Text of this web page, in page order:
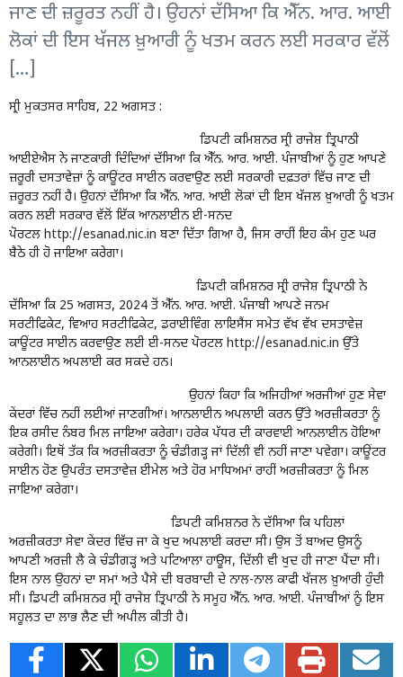
ਜਾਣ ਦੀ ਜ਼ਰੂਰਤ ਨਹੀਂ ਹੈ। ਉਹਨਾਂ ਦੱਸਿਆ ਕਿ ਐੱਨ. ਆਰ. ਆਈ
ਲੋਕਾਂ ਦੀ ਇਸ ਖੱਜਲ ਖ਼ੁਆਰੀ ਨੂੰ ਖਤਮ ਕਰਨ ਲਈ ਸਰਕਾਰ ਵੱਲੋਂ
[…]
ਸ੍ਰੀ ਮੁਕਤਸਰ ਸਾਹਿਬ, 22 ਅਗਸਤ :
ਡਿਪਟੀ ਕਮਿਸ਼ਨਰ ਸ੍ਰੀ ਰਾਜੇਸ਼ ਤ੍ਰਿਪਾਠੀ
ਆਈਏਐਸ ਨੇ ਜਾਣਕਾਰੀ ਦਿੰਦਿਆਂ ਦੱਸਿਆ ਕਿ ਐੱਨ. ਆਰ. ਆਈ. ਪੰਜਾਬੀਆਂ ਨੂੰ ਹੁਣ ਆਪਣੇ
ਜ਼ਰੂਰੀ ਦਸਤਾਵੇਜ਼ਾਂ ਨੂੰ ਕਾਊਂਟਰ ਸਾਈਨ ਕਰਵਾਉਣ ਲਈ ਸਰਕਾਰੀ ਦਫ਼ਤਰਾਂ ਵਿੱਚ ਜਾਣ ਦੀ
ਜ਼ਰੂਰਤ ਨਹੀਂ ਹੈ। ਉਹਨਾਂ ਦੱਸਿਆ ਕਿ ਐੱਨ. ਆਰ. ਆਈ ਲੋਕਾਂ ਦੀ ਇਸ ਖੱਜਲ ਖ਼ੁਆਰੀ ਨੂੰ ਖਤਮ
ਕਰਨ ਲਈ ਸਰਕਾਰ ਵੱਲੋਂ ਇੱਕ ਆਨਲਾਈਨ ਈ-ਸਨਦ
ਪੋਰਟਲ http://esanad.nic.in ਬਣਾ ਦਿੱਤਾ ਗਿਆ ਹੈ, ਜਿਸ ਰਾਹੀਂ ਇਹ ਕੰਮ ਹੁਣ ਘਰ
ਬੈਠੇ ਹੀ ਹੋ ਜਾਇਆ ਕਰੇਗਾ।
ਡਿਪਟੀ ਕਮਿਸ਼ਨਰ ਸ੍ਰੀ ਰਾਜੇਸ਼ ਤ੍ਰਿਪਾਠੀ ਨੇ
ਦੱਸਿਆ ਕਿ 25 ਅਗਸਤ, 2024 ਤੋਂ ਐੱਨ. ਆਰ. ਆਈ. ਪੰਜਾਬੀ ਆਪਣੇ ਜਨਮ
ਸਰਟੀਫਿਕੇਟ, ਵਿਆਹ ਸਰਟੀਫਿਕੇਟ, ਡਰਾਈਵਿੰਗ ਲਾਇਸੈਂਸ ਸਮੇਤ ਵੱਖ ਵੱਖ ਦਸਤਾਵੇਜ਼
ਕਾਊਂਟਰ ਸਾਈਨ ਕਰਵਾਉਣ ਲਈ ਈ-ਸਨਦ ਪੋਰਟਲ http://esanad.nic.in ਉੱਤੇ
ਆਨਲਾਈਨ ਅਪਲਾਈ ਕਰ ਸਕਦੇ ਹਨ।
ਉਹਨਾਂ ਕਿਹਾ ਕਿ ਅਜਿਹੀਆਂ ਅਰਜੀਆਂ ਹੁਣ ਸੇਵਾ
ਕੇਂਦਰਾਂ ਵਿੱਚ ਨਹੀਂ ਲਈਆਂ ਜਾਣਗੀਆਂ। ਆਨਲਾਈਨ ਅਪਲਾਈ ਕਰਨ ਉੱਤੇ ਅਰਜ਼ੀਕਰਤਾ ਨੂੰ
ਇਕ ਰਸੀਦ ਨੰਬਰ ਮਿਲ ਜਾਇਆ ਕਰੇਗਾ। ਹਰੇਕ ਪੱਧਰ ਦੀ ਕਾਰਵਾਈ ਆਨਲਾਈਨ ਹੋਇਆ
ਕਰੇਗੀ। ਇਥੋਂ ਤੱਕ ਕਿ ਅਰਜ਼ੀਕਰਤਾ ਨੂੰ ਚੰਡੀਗੜ੍ਹ ਜਾਂ ਦਿੱਲੀ ਵੀ ਨਹੀਂ ਜਾਣਾ ਪਵੇਗਾ। ਕਾਊਂਟਰ
ਸਾਈਨ ਹੋਣ ਉਪਰੰਤ ਦਸਤਾਵੇਜ਼ ਈਮੇਲ ਅਤੇ ਹੋਰ ਮਾਧਿਅਮਾਂ ਰਾਹੀਂ ਅਰਜ਼ੀਕਰਤਾ ਨੂੰ ਮਿਲ
ਜਾਇਆ ਕਰੇਗਾ।
ਡਿਪਟੀ ਕਮਿਸ਼ਨਰ ਨੇ ਦੱਸਿਆ ਕਿ ਪਹਿਲਾਂ
ਅਰਜ਼ੀਕਰਤਾ ਸੇਵਾ ਕੇਂਦਰ ਵਿੱਚ ਜਾ ਕੇ ਖੁਦ ਅਪਲਾਈ ਕਰਦਾ ਸੀ। ਉਸ ਤੋਂ ਬਾਅਦ ਉਸਨੂੰ
ਆਪਣੀ ਅਰਜ਼ੀ ਲੈ ਕੇ ਚੰਡੀਗੜ੍ਹ ਅਤੇ ਪਟਿਆਲਾ ਹਾਊਸ, ਦਿੱਲੀ ਵੀ ਖੁਦ ਹੀ ਜਾਣਾ ਪੈਂਦਾ ਸੀ।
ਇਸ ਨਾਲ ਉਹਨਾਂ ਦਾ ਸਮਾਂ ਅਤੇ ਪੈਸੇ ਦੀ ਬਰਬਾਦੀ ਦੇ ਨਾਲ-ਨਾਲ ਕਾਫੀ ਖੱਜਲ ਖ਼ੁਆਰੀ ਹੁੰਦੀ
ਸੀ। ਡਿਪਟੀ ਕਮਿਸ਼ਨਰ ਸ੍ਰੀ ਰਾਜੇਸ਼ ਤ੍ਰਿਪਾਠੀ ਨੇ ਸਮੂਹ ਐੱਨ. ਆਰ. ਆਈ. ਪੰਜਾਬੀਆਂ ਨੂੰ ਇਸ
ਸਹੂਲਤ ਦਾ ਲਾਭ ਲੈਣ ਦੀ ਅਪੀਲ ਕੀਤੀ ਹੈ।